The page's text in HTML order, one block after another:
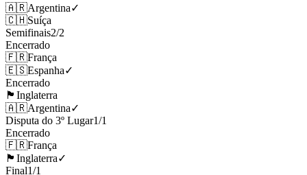
🇦🇷Argentina✓
🇨🇭Suíça
Semifinais2/2
Encerrado
🇫🇷França
🇪🇸Espanha✓
Encerrado
🏴󠁧󠁢󠁥󠁮󠁧󠁿 Inglaterra
🇦🇷Argentina✓
Disputa do 3º Lugar1/1
Encerrado
🇫🇷França
🏴󠁧󠁢󠁥󠁮󠁧󠁿 Inglaterra✓
Final1/1